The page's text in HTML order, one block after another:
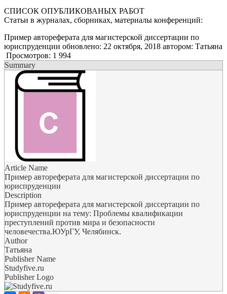
СПИСОК ОПУБЛИКОВАНЫХ РАБОТ
Статьи в журналах, сборниках, материалы конференций:
Пример автореферата для магистерской диссертации по
юриспруденции обновлено: 22 октября, 2018 автором: Татьяна
Просмотров: 1 994
Summary
Article Name
Пример автореферата для магистерской диссертации по
юриспруденции
Description
Пример автореферата для магистерской диссертации по
юриспруденции на тему: Проблемы квалификации
преступлений против мира и безопасности
человечества.ЮУрГУ, Челябинск.
Author
Татьяна
Publisher Name
Studyfive.ru
Publisher Logo